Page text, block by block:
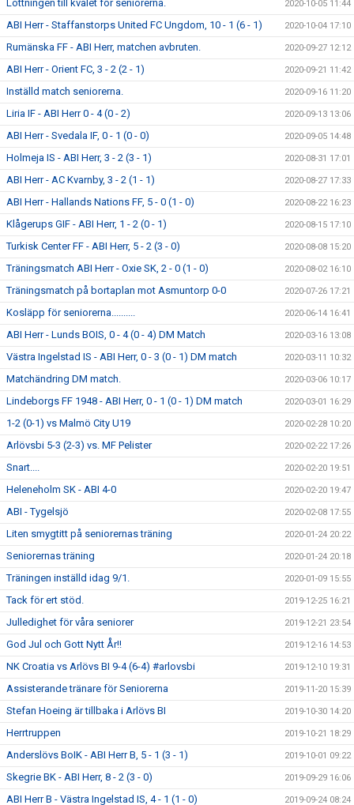
Lottningen till kvalet för seniorerna. 2020-10-05 11:44
ABI Herr - Staffanstorps United FC Ungdom, 10 - 1 (6 - 1) 2020-10-04 17:10
Rumänska FF - ABI Herr, matchen avbruten. 2020-09-27 12:12
ABI Herr - Orient FC, 3 - 2 (2 - 1) 2020-09-21 11:42
Inställd match seniorerna. 2020-09-16 11:20
Liria IF - ABI Herr 0 - 4 (0 - 2) 2020-09-13 13:06
ABI Herr - Svedala IF, 0 - 1 (0 - 0) 2020-09-05 14:48
Holmeja IS - ABI Herr, 3 - 2 (3 - 1) 2020-08-31 17:01
ABI Herr - AC Kvarnby, 3 - 2 (1 - 1) 2020-08-27 17:33
ABI Herr - Hallands Nations FF, 5 - 0 (1 - 0) 2020-08-22 16:23
Klågerups GIF - ABI Herr, 1 - 2 (0 - 1) 2020-08-15 17:10
Turkisk Center FF - ABI Herr, 5 - 2 (3 - 0) 2020-08-08 15:20
Träningsmatch ABI Herr - Oxie SK, 2 - 0 (1 - 0) 2020-08-02 16:10
Träningsmatch på bortaplan mot Asmuntorp 0-0 2020-07-26 17:21
Kosläpp för seniorerna.......... 2020-06-14 16:41
ABI Herr - Lunds BOIS, 0 - 4 (0 - 4) DM Match 2020-03-16 13:08
Västra Ingelstad IS - ABI Herr, 0 - 3 (0 - 1) DM match 2020-03-11 10:32
Matchändring DM match. 2020-03-06 10:17
Lindeborgs FF 1948 - ABI Herr, 0 - 1 (0 - 1) DM match 2020-03-01 16:29
1-2 (0-1) vs Malmö City U19 2020-02-28 10:20
Arlövsbi 5-3 (2-3) vs. MF Pelister 2020-02-22 17:26
Snart.... 2020-02-20 19:51
Heleneholm SK - ABI 4-0 2020-02-20 19:47
ABI - Tygelsjö 2020-02-08 17:55
Liten smygtitt på seniorernas träning 2020-01-24 20:22
Seniorernas träning 2020-01-24 20:18
Träningen inställd idag 9/1. 2020-01-09 15:55
Tack för ert stöd. 2019-12-25 16:21
Julledighet för våra seniorer 2019-12-21 23:54
God Jul och Gott Nytt År!! 2019-12-16 14:53
NK Croatia vs Arlövs BI 9-4 (6-4) #arlovsbi 2019-12-10 19:31
Assisterande tränare för Seniorerna 2019-11-20 15:39
Stefan Hoeing är tillbaka i Arlövs BI 2019-10-30 14:20
Herrtruppen 2019-10-21 18:29
Anderslövs BoIK - ABI Herr B, 5 - 1 (3 - 1) 2019-10-01 09:22
Skegrie BK - ABI Herr, 8 - 2 (3 - 0) 2019-09-29 16:06
ABI Herr B - Västra Ingelstad IS, 4 - 1 (1 - 0) 2019-09-24 08:24